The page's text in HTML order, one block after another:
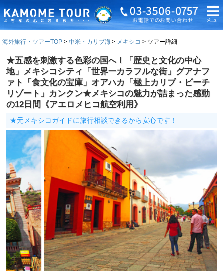
海外旅行・ツアーTOP 中米・カリブ海 メキシコ ツアー詳細
★五感を刺激する色彩の国へ！「歴史と文化の中心
地」メキシコシティ「世界一カラフルな街」グアナフ
ァト「食文化の宝庫」オアハカ「極上カリブ・ビーチ
リゾート」カンクン★メキシコの魅力が詰まった感動
の12日間《アエロメヒコ航空利用》
★元メキシコガイドに旅行相談できるから安心です！